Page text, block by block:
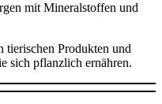
mit Mineralstoffen und
tierischen Produkten und
sich pflanzlich ernähren.